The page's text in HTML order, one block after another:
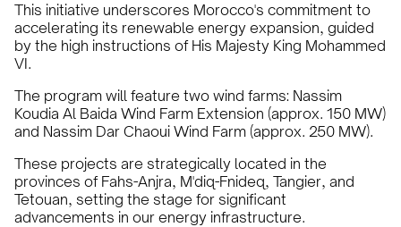
This initiative underscores Morocco's commitment to
accelerating its renewable energy expansion, guided
by the high instructions of His Majesty King Mohammed
VI.
The program will feature two wind farms: Nassim
Koudia Al Baida Wind Farm Extension (approx. 150 MW)
and Nassim Dar Chaoui Wind Farm (approx. 250 MW).
These projects are strategically located in the
provinces of Fahs-Anjra, M'diq-Fnideq, Tangier, and
Tetouan, setting the stage for significant
advancements in our energy infrastructure.